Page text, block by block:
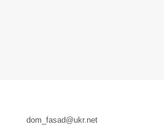
dom_fasad@ukr.net